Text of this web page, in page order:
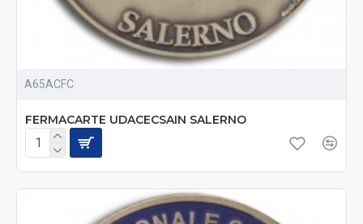
A65ACFC
FERMACARTE UDACECSAIN SALERNO